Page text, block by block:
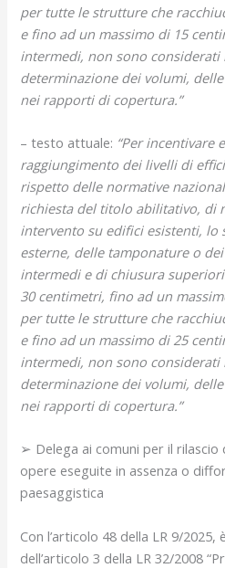
per tutte le strutture che
e fino ad un massimo di 15
intermedi, non sono
determinazione dei volumi,
nei rapporti di copertura.”
– testo attuale: “Per incentivare
raggiungimento dei livelli di
rispetto delle normative
richiesta del titolo abilitativo, di
intervento su edifici esistenti, lo
esterne, delle tamponature o
intermedi e di chiusura
30 centimetri, fino ad un
per tutte le strutture che
e fino ad un massimo di 25
intermedi, non sono
determinazione dei volumi,
nei rapporti di copertura.”
➢ Delega ai comuni per il
opere eseguite in assenza o
paesaggistica
Con l’articolo 48 della LR 9/
dell’articolo 3 della LR 32/2008